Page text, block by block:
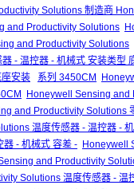
Solutions 制造商
and Productivity Solutions
and Productivity Solutions
- 温控器 - 机械式 安装类型
安装
系列 3450CM
Honeywell Sensing and
and Productivity Solutions
温度传感器 - 温控器 -
器 - 机械式 容差 - Honeywell
and Productivity
Solutions 温度传感器 - 温